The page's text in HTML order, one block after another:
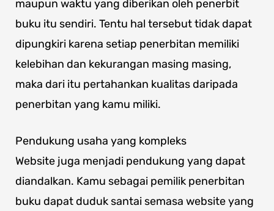
maupun waktu yang diberikan oleh penerbit
buku itu sendiri. Tentu hal tersebut tidak dapat
dipungkiri karena setiap penerbitan memiliki
kelebihan dan kekurangan masing masing,
maka dari itu pertahankan kualitas daripada
penerbitan yang kamu miliki.
Pendukung usaha yang kompleks
Website juga menjadi pendukung yang dapat
diandalkan. Kamu sebagai pemilik penerbitan
buku dapat duduk santai semasa website yang